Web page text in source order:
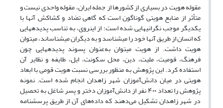
مقوله هویت در بسیاری از کشورها از جمله ایران، مقوله واحدی نیست و
متأثر از منابع هویتی گوناگون است که گاهی تضاد و کشاکش آن­ها با
یکدیگر موجب نگرانی­هایی شده است؛ از این­روی، به تناسب پدیده­هایی
که انسان از طریق آن­ها خود را می­شناسد و به دیگران می­شناساند، می­توان
هویت داشت. از هویت می­توان به‌عنوان پسوند پدیده­هایی چون
فرهنگ، قومیت، ملیت، دین، محل سکونت، ایل، طایفه و نظایر آن
استفاده کرد. این پژوهش به منظور بررسی نسبت هویت قومی با ابعاد
هویتی در میان دانش‌آموزان شهر زاهدان انجام شده است. نمونه
پژوهش را تعداد ۴۰۰ نفر از دانش‌آموزان دختر و پسر شاغل به تحصیل
در شهر زاهدان تشکیل می‌دهند که داده‌های آن از طریق پرسشنامه